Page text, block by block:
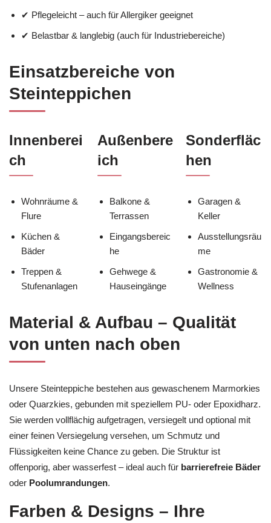
✔ Pflegeleicht – auch für Allergiker geeignet
✔ Belastbar & langlebig (auch für Industriebereiche)
Einsatzbereiche von
Steinteppichen
Innenberei
ch
Wohnräume &
Flure
Küchen &
Bäder
Treppen &
Stufenanlagen
Außenbere
ich
Balkone &
Terrassen
Eingangsbereic
he
Gehwege &
Hauseingänge
Sonderfläc
hen
Garagen &
Keller
Ausstellungsräu
me
Gastronomie &
Wellness
Material & Aufbau – Qualität
von unten nach oben
Unsere Steinteppiche bestehen aus gewaschenem Marmorkies
oder Quarzkies, gebunden mit speziellem PU- oder Epoxidharz.
Sie werden vollflächig aufgetragen, versiegelt und optional mit
einer feinen Versiegelung versehen, um Schmutz und
Flüssigkeiten keine Chance zu geben. Die Struktur ist
offenporig, aber wasserfest – ideal auch für barrierefreie Bäder
oder Poolumrandungen.
Farben & Designs – Ihre